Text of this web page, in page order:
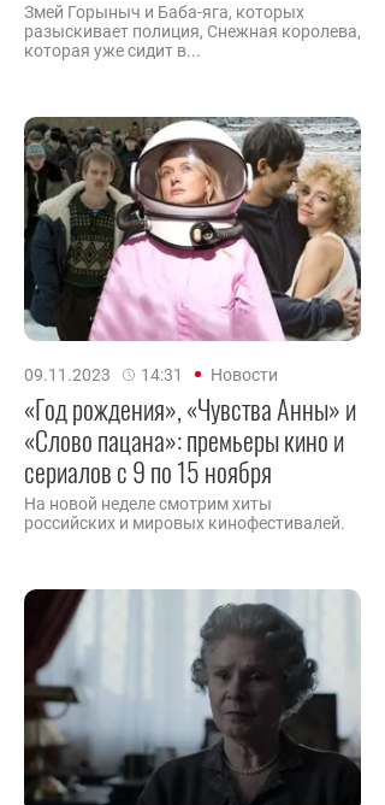
Змей Горыныч и Баба-яга, которых
разыскивает полиция, Снежная королева,
которая уже сидит в...
09.11.2023 14:31 Новости
«Год рождения», «Чувства Анны» и
«Слово пацана»: премьеры кино и
сериалов с 9 по 15 ноября
На новой неделе смотрим хиты
российских и мировых кинофестивалей.